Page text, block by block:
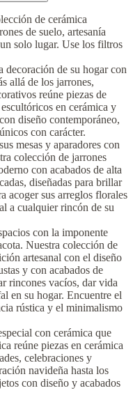
de cerámica
de suelo, artesanía
solo lugar. Use los filtros
decoración de su hogar con
allá de los jarrones,
reúne piezas de
en cerámica y
diseño contemporáneo,
con carácter.
mesas y aparadores con
colección de jarrones
con acabados de alta
diseñadas para brillar
acoger sus arreglos florales
a cualquier rincón de su
con la imponente
Nuestra colección de
artesanal con el diseño
y con acabados de
rincones vacíos, dar vida
en su hogar. Encuentre el
rústica y el minimalismo
con cerámica que
reúne piezas en cerámica
celebraciones y
navideña hasta los
con diseño y acabados